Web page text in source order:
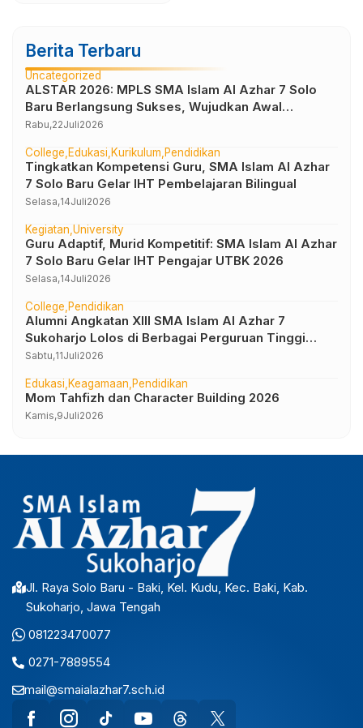
Berita Terbaru
Uncategorized
ALSTAR 2026: MPLS SMA Islam Al Azhar 7 Solo
Baru Berlangsung Sukses, Wujudkan Awal
Perjalanan Peserta Didik yang Berkarakter
Rabu,22Juli2026
College Edukasi Kurikulum Pendidikan
Tingkatkan Kompetensi Guru, SMA Islam Al Azhar
7 Solo Baru Gelar IHT Pembelajaran Bilingual
Selasa,14Juli2026
Kegiatan University
Guru Adaptif, Murid Kompetitif: SMA Islam Al Azhar
7 Solo Baru Gelar IHT Pengajar UTBK 2026
Selasa,14Juli2026
College Pendidikan
Alumni Angkatan XIII SMA Islam Al Azhar 7
Sukoharjo Lolos di Berbagai Perguruan Tinggi
Negeri dan Luar Negeri
Sabtu,11Juli2026
Edukasi Keagamaan Pendidikan
Mom Tahfizh dan Character Building 2026
Kamis,9Juli2026
Jl. Raya Solo Baru - Baki, Kel. Kudu, Kec. Baki, Kab.
Sukoharjo, Jawa Tengah
081223470077
0271-7889554
mail@smaialazhar7.sch.id